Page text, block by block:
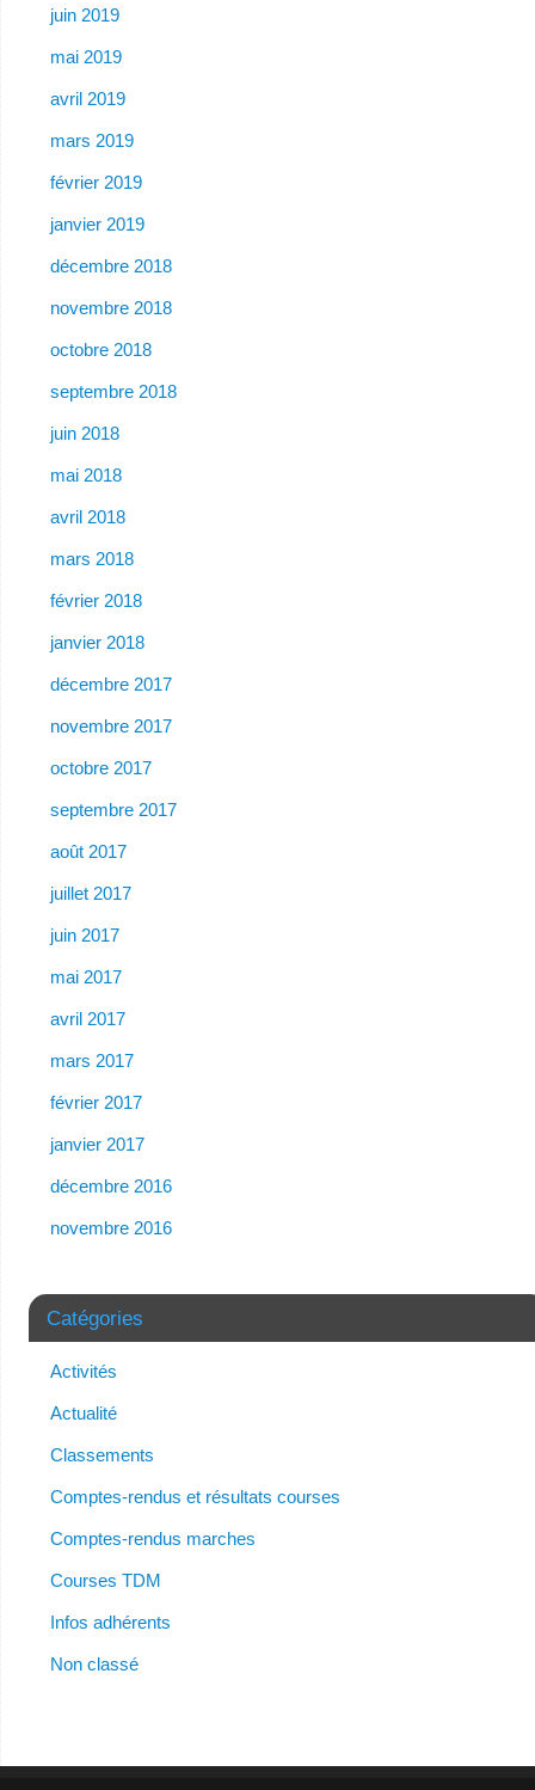
juin 2019
mai 2019
avril 2019
mars 2019
février 2019
janvier 2019
décembre 2018
novembre 2018
octobre 2018
septembre 2018
juin 2018
mai 2018
avril 2018
mars 2018
février 2018
janvier 2018
décembre 2017
novembre 2017
octobre 2017
septembre 2017
août 2017
juillet 2017
juin 2017
mai 2017
avril 2017
mars 2017
février 2017
janvier 2017
décembre 2016
novembre 2016
Catégories
Activités
Actualité
Classements
Comptes-rendus et résultats courses
Comptes-rendus marches
Courses TDM
Infos adhérents
Non classé